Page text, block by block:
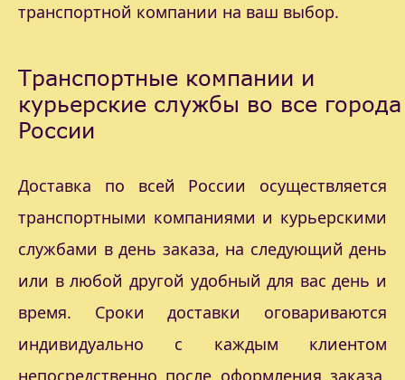
транспортной компании на ваш выбор.
Транспортные компании и
курьерские службы во все города
России
Доставка по всей России осуществляется
транспортными компаниями и курьерскими
службами в день заказа, на следующий день
или в любой другой удобный для вас день и
время. Сроки доставки оговариваются
индивидуально с каждым клиентом
непосредственно после оформления заказа.